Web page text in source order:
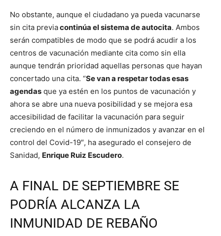
No obstante, aunque el ciudadano ya pueda vacunarse
sin cita previacontinúa el sistema de autocita. Ambos
serán compatibles de modo que se podrá acudir a los
centros de vacunación mediante cita como sin ella
aunque tendrán prioridad aquellas personas que hayan
concertado una cita. “Se van a respetar todas esas
agendas que ya estén en los puntos de vacunación y
ahora se abre una nueva posibilidad y se mejora esa
accesibilidad de facilitar la vacunación para seguir
creciendo en el número de inmunizados y avanzar en el
control del Covid-19″, ha asegurado el consejero de
Sanidad, Enrique Ruiz Escudero.
A FINAL DE SEPTIEMBRE SE
PODRÍA ALCANZA LA
INMUNIDAD DE REBAÑO